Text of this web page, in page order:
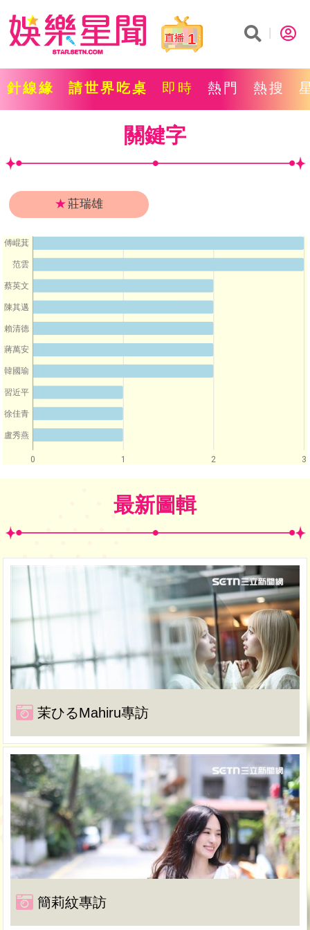
1
針線緣 請世界吃桌 即時 熱門 熱搜
關鍵字
★莊瑞雄
0 1 2 3
傅崐萁
范雲
蔡英文
陳其邁
賴清德
蔣萬安
韓國瑜
習近平
徐佳青
盧秀燕
最新圖輯
茉ひるMahiru專訪
簡莉紋專訪